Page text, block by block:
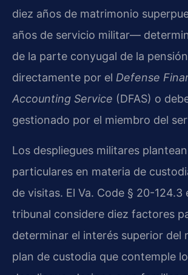
diez años de matrimonio
años de servicio militar—
de la parte conyugal de la
directamente por el Defense
Accounting Service (DFAS) o
gestionado por el miembro del
Los despliegues militares
particulares en materia de
de visitas. El Va. Code § 20-124.3
tribunal considere diez factores
determinar el interés superior del
plan de custodia que contemple